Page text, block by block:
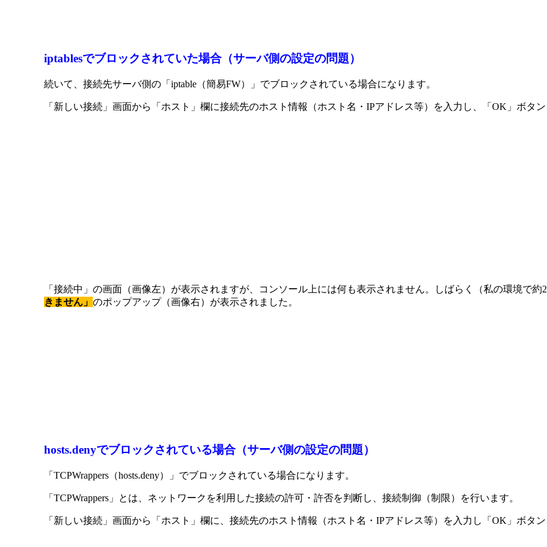
iptablesでブロックされていた場合（サーバ側の設定の問題）
続いて、接続先サーバ側の「iptable（簡易FW）」でブロックされている場合になります。
「新しい接続」画面から「ホスト」欄に接続先のホスト情報（ホスト名・IPアドレス等）を入力し、「OK」ボタン
「接続中」の画面（画像左）が表示されますが、コンソール上には何も表示されません。しばらく（私の環境で約
きません」 のポップアップ（画像右）が表示されました。
hosts.denyでブロックされている場合（サーバ側の設定の問題）
「TCPWrappers（hosts.deny）」でブロックされている場合になります。
「TCPWrappers」とは、ネットワークを利用した接続の許可・許否を判断し、接続制御（制限）を行います。
「新しい接続」画面から「ホスト」欄に、接続先のホスト情報（ホスト名・IPアドレス等）を入力し「OK」ボタン